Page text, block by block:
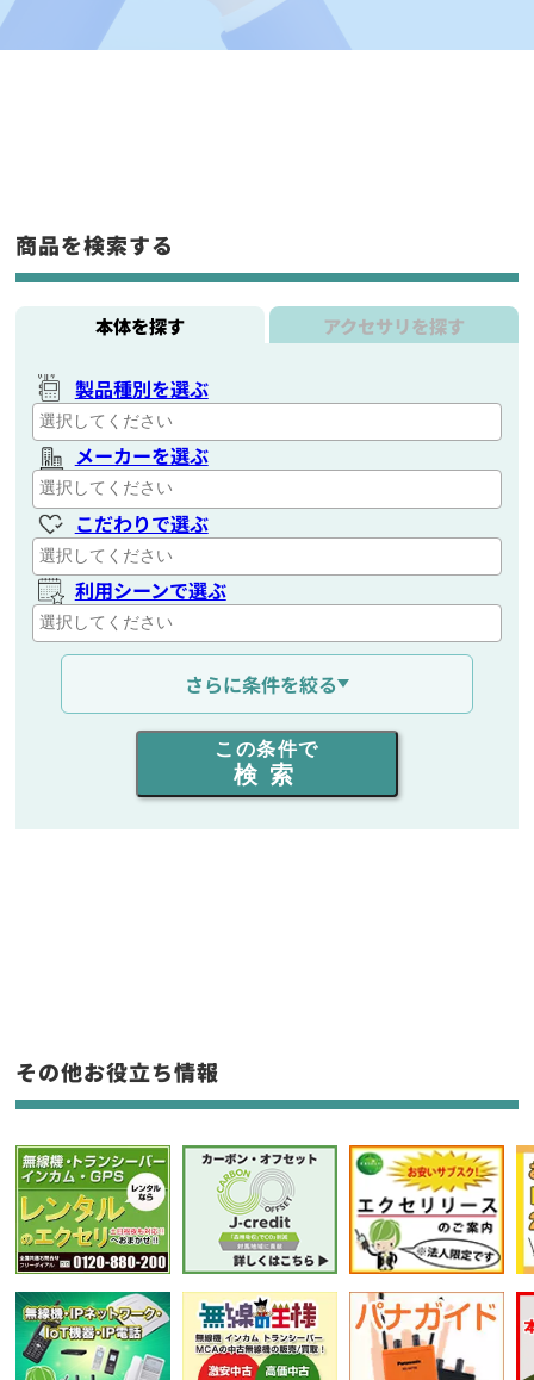
商品を検索する
本体を探す アクセサリを探す
製品種別を選ぶ
メーカーを選ぶ
こだわりで選ぶ
利用シーンで選ぶ
通信距離を選ぶ
出力を選ぶ
同時通話人数を選ぶ
フリーワード入力(製品名等)
選択条件をリセット
さらに条件を絞る
この条件で
検索
その他お役立ち情報